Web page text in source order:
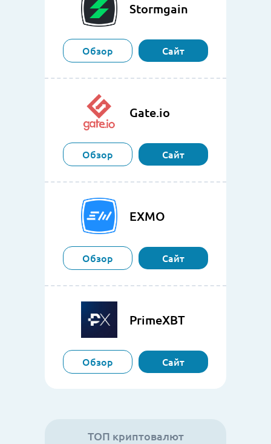
Stormgain
Обзор Сайт
Gate.io
Обзор Сайт
EXMO
Обзор Сайт
PrimeXBT
Обзор Сайт
ТОП криптовалют